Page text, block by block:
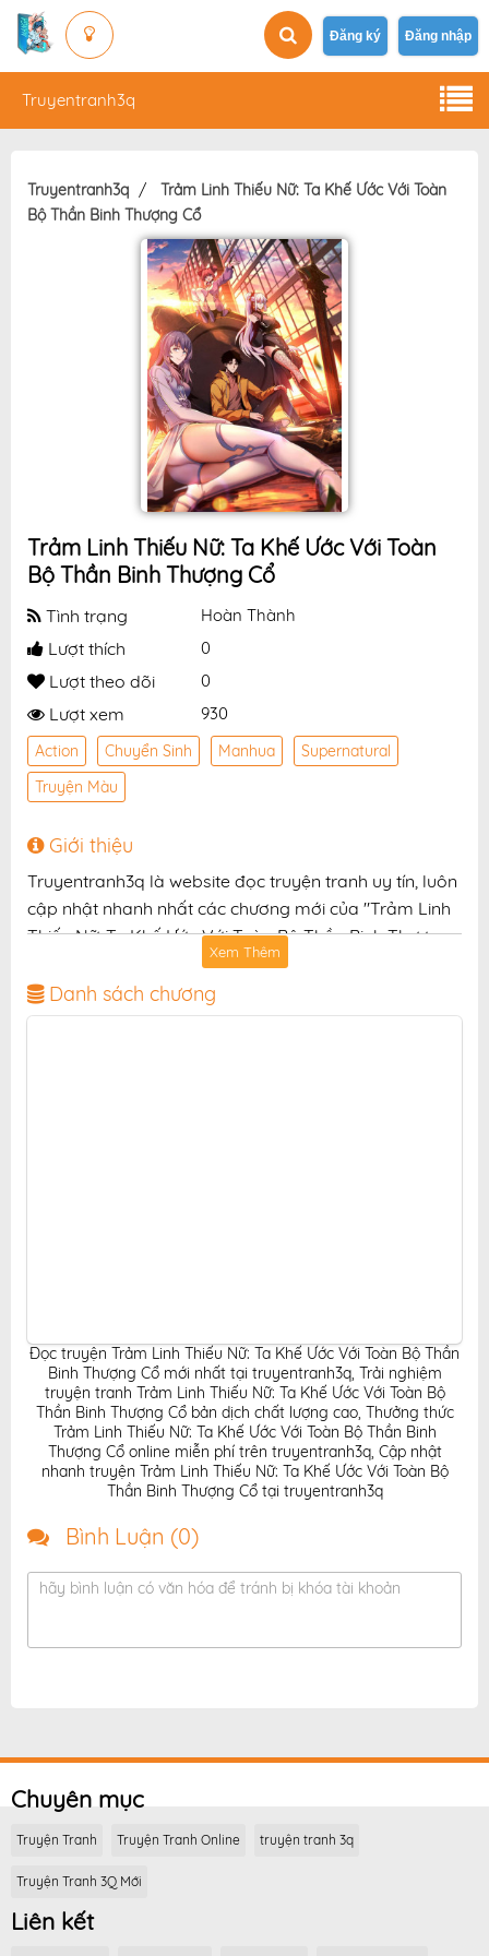
Đăng ký Đăng nhập
Truyentranh3q
Truyentranh3q
Trảm Linh Thiếu Nữ: Ta Khế Ước Với Toàn
Bộ Thần Binh Thượng Cổ
Trảm Linh Thiếu Nữ: Ta Khế Ước Với Toàn
Bộ Thần Binh Thượng Cổ
Tình trạng Hoàn Thành
Lượt thích 0
Lượt theo dõi 0
Lượt xem 930
Action Chuyển Sinh Manhua
Supernatural
Truyện Màu
Giới thiệu
Truyentranh3q là website đọc truyện tranh uy tín, luôn
cập nhật nhanh nhất các chương mới của "Trảm Linh
Thiếu Nữ: Ta Khế Ước Với Toàn Bộ Thần Binh Thượng
Cổ" với chất lượng hình ảnh sắc nét, bản dịch chuẩn và
giao diện thân thiện, mang đến trải nghiệm đọc truyện
hấp dẫn, tiện lợi, hoàn toàn miễn phí cho độc giả yêu
Xem Thêm
Danh sách chương
Đọc truyện Trảm Linh Thiếu Nữ: Ta Khế Ước Với Toàn Bộ Thần
Binh Thượng Cổ mới nhất tại truyentranh3q, Trải nghiệm
truyện tranh Trảm Linh Thiếu Nữ: Ta Khế Ước Với Toàn Bộ
Thần Binh Thượng Cổ bản dịch chất lượng cao, Thưởng thức
Trảm Linh Thiếu Nữ: Ta Khế Ước Với Toàn Bộ Thần Binh
Thượng Cổ online miễn phí trên truyentranh3q, Cập nhật
nhanh truyện Trảm Linh Thiếu Nữ: Ta Khế Ước Với Toàn Bộ
Thần Binh Thượng Cổ tại truyentranh3q
Bình Luận (0)
hãy bình luận có văn hóa để tránh bị khóa tài khoản
Chuyên mục
Truyện Tranh Truyện Tranh Online truyện tranh 3q
Truyện Tranh 3Q Mới
Liên kết